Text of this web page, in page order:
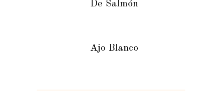
De Salmón
Ajo Blanco